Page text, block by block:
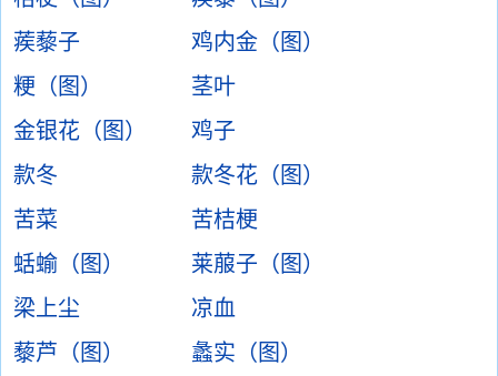
蒺藜子
鸡内金（图）
粳（图）
茎叶
金银花（图）
鸡子
款冬
款冬花（图）
苦菜
苦桔梗
蛞蝓（图）
莱菔子（图）
梁上尘
凉血
藜芦（图）
蠡实（图）